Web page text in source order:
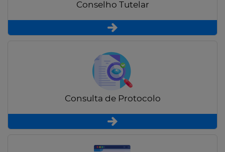
Conselho Tutelar
Consulta de Protocolo